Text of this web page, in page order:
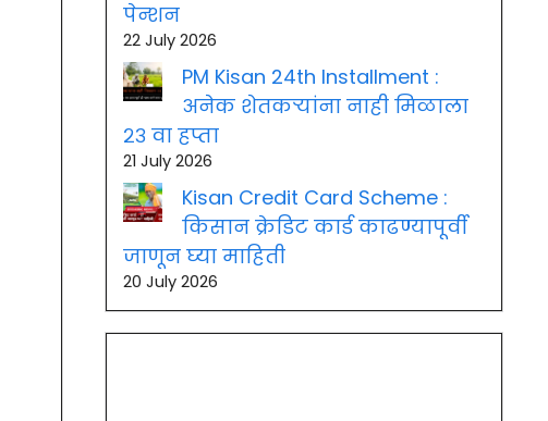
पेन्शन
22 July 2026
PM Kisan 24th Installment :
अनेक शेतकऱ्यांना नाही मिळाला
२३ वा हप्ता
21 July 2026
Kisan Credit Card Scheme :
किसान क्रेडिट कार्ड काढण्यापूर्वी
जाणून घ्या माहिती
20 July 2026